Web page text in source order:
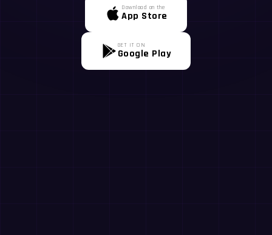
Download on the
App Store
GET IT ON
Google Play